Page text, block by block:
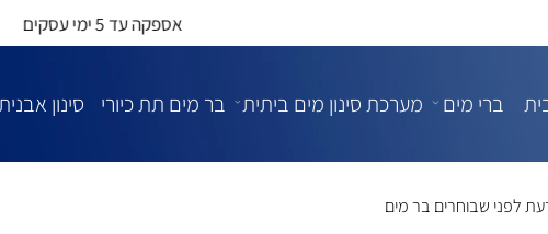
אספקה עד 5 ימי עסקים
מים מערכת סינון מים ביתית בר מים תת כיורי סינון אבנית
שבוחרים בר מים